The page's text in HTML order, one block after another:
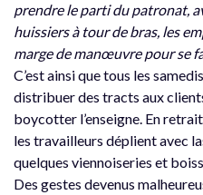
prendre le parti du patronat,
huissiers à tour de bras, les
marge de manœuvre pour se
C’est ainsi que tous les
distribuer des tracts aux
boycotter l’enseigne. En
les travailleurs déplient avec
quelques viennoiseries et
Des gestes devenus